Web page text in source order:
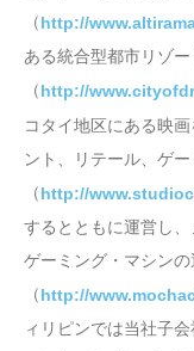
（http://
ある統合型都市リゾ
（ http://
コタイ地区にある映
ント、リテール、ゲ
（http://
するとともに運営し
ゲーミング・マシン
（http://
ィリピンでは当社子